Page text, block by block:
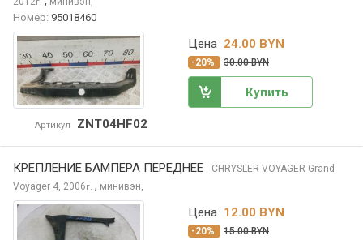
г.
Номер: 95018460
Артикул ZNT04HF02
Цена 24.00 BYN
-20% 30.00 BYN
Купить
КРЕПЛЕНИЕ БАМПЕРА ПЕРЕДНЕЕ CHRYSLER VOYAGER Grand
Voyager 4, 2006г. , минивэн,
Цена 12.00 BYN
-20% 15.00 BYN